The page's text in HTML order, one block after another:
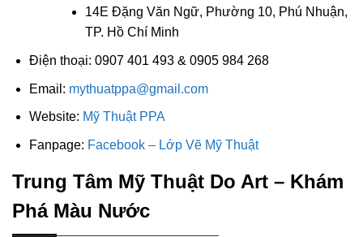
14E Đặng Văn Ngữ, Phường 10, Phú Nhuận,
TP. Hồ Chí Minh
Điện thoại: 0907 401 493 & 0905 984 268
Email: mythuatppa@gmail.com
Website: Mỹ Thuật PPA
Fanpage: Facebook – Lớp Vẽ Mỹ Thuật
Trung Tâm Mỹ Thuật Do Art – Khám
Phá Màu Nước